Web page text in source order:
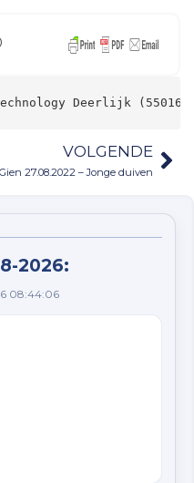
Deerlijk (55016)
VOLGENDE
Gien 27.08.2022 – Jonge duiven
2026:
08:44:06